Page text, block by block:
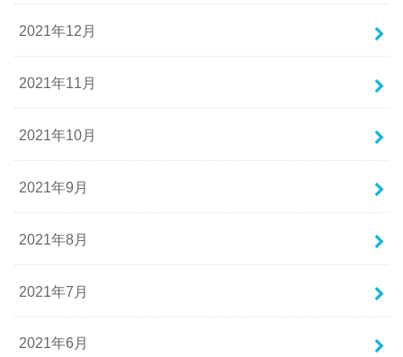
2021年12月
2021年11月
2021年10月
2021年9月
2021年8月
2021年7月
2021年6月